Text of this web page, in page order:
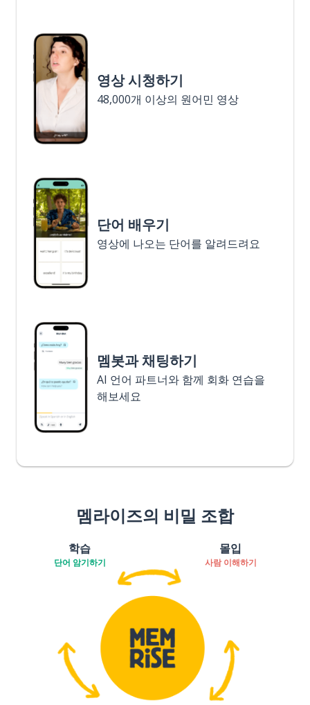
영상 시청하기
48,000개 이상의 원어민 영상
단어 배우기
영상에 나오는 단어를 알려드려요
멤봇과 채팅하기
AI 언어 파트너와 함께 회화 연습을
해보세요
멤라이즈의 비밀 조합
학습
단어 암기하기
몰입
사람 이해하기